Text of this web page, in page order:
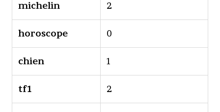
michelin 2
horoscope 0
chien 1
tf1 2